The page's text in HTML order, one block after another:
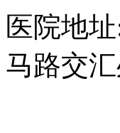
医院地
马路交汇